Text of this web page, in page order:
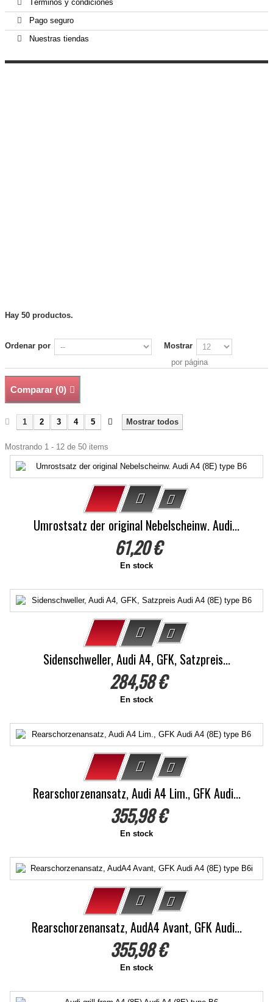
Términos y condiciones
Pago seguro
Nuestras tiendas
Hay 50 productos.
Ordenar por
Mostrar
por página
Comparar (0)
Mostrar todos
1 2 3 4 5
Mostrando 1 - 12 de 50 items
Umrostsatz der original Nebelscheinw. Audi...
61,20 €
En stock
Sidenschweller, Audi A4, GFK, Satzpreis...
284,58 €
En stock
Rearschorzenansatz, Audi A4 Lim., GFK Audi...
355,98 €
En stock
Rearschorzenansatz, AudA4 Avant, GFK Audi...
355,98 €
En stock